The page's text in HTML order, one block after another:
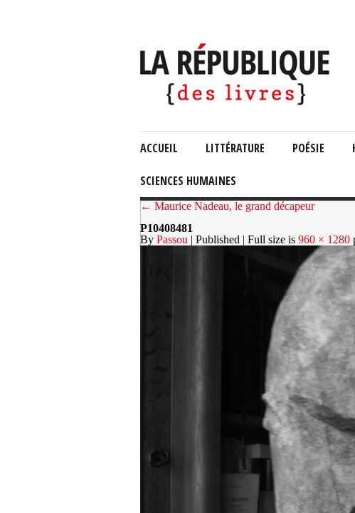
ACCUEIL LITTÉRATURE POÉSIE
SCIENCES HUMAINES
← Maurice Nadeau, le grand décapeur
P10408481
By Passou | Published | Full size is 960 × 1280